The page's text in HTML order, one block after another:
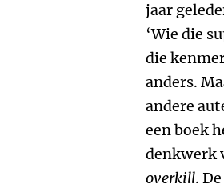
jaar
‘Wie die
die
anders.
andere
een boek
denkwerk
overkill.